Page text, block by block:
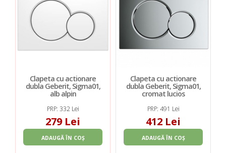
Clapeta cu actionare
dubla Geberit, Sigma01,
alb alpin
PRP: 332 Lei
279 Lei
ADAUGĂ ÎN COȘ
Clapeta cu actionare
dubla Geberit, Sigma01,
cromat lucios
PRP: 491 Lei
412 Lei
ADAUGĂ ÎN COȘ